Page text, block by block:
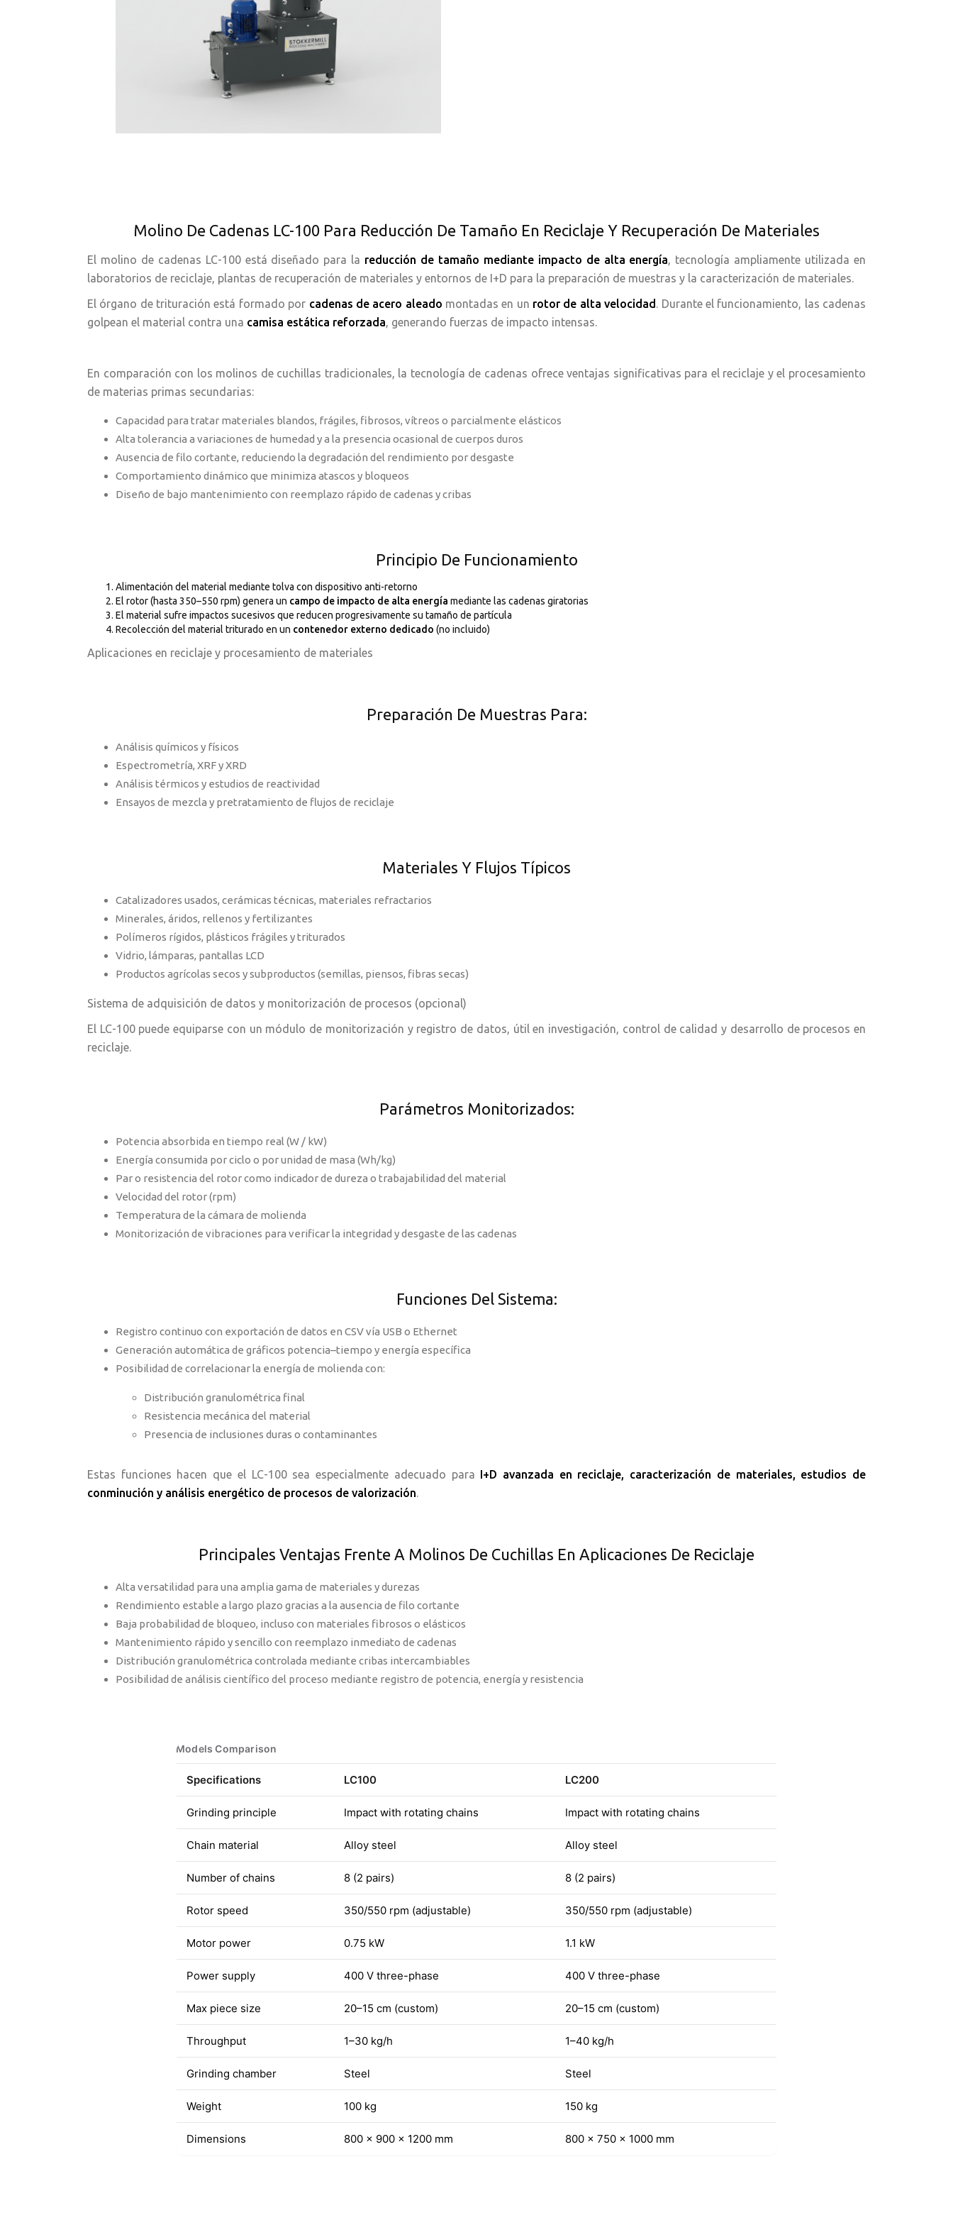
Molino De Cadenas LC-100 Para Reducción De Tamaño En Reciclaje Y Recuperación De Materiales
El molino de cadenas LC-100 está diseñado para la reducción de tamaño mediante impacto de alta energía, tecnología ampliamente utilizada en
laboratorios de reciclaje, plantas de recuperación de materiales y entornos de I+D para la preparación de muestras y la caracterización de materiales.
El órgano de trituración está formado por cadenas de acero aleado montadas en un rotor de alta velocidad. Durante el funcionamiento, las cadenas
golpean el material contra una camisa estática reforzada, generando fuerzas de impacto intensas.
En comparación con los molinos de cuchillas tradicionales, la tecnología de cadenas ofrece ventajas significativas para el reciclaje y el procesamiento
de materias primas secundarias:
Capacidad para tratar materiales blandos, frágiles, fibrosos, vítreos o parcialmente elásticos
Alta tolerancia a variaciones de humedad y a la presencia ocasional de cuerpos duros
Ausencia de filo cortante, reduciendo la degradación del rendimiento por desgaste
Comportamiento dinámico que minimiza atascos y bloqueos
Diseño de bajo mantenimiento con reemplazo rápido de cadenas y cribas
Principio De Funcionamiento
Alimentación del material mediante tolva con dispositivo anti-retorno
El rotor (hasta 350–550 rpm) genera un campo de impacto de alta energía mediante las cadenas giratorias
El material sufre impactos sucesivos que reducen progresivamente su tamaño de partícula
Recolección del material triturado en un contenedor externo dedicado (no incluido)
Aplicaciones en reciclaje y procesamiento de materiales
Preparación De Muestras Para:
Análisis químicos y físicos
Espectrometría, XRF y XRD
Análisis térmicos y estudios de reactividad
Ensayos de mezcla y pretratamiento de flujos de reciclaje
Materiales Y Flujos Típicos
Catalizadores usados, cerámicas técnicas, materiales refractarios
Minerales, áridos, rellenos y fertilizantes
Polímeros rígidos, plásticos frágiles y triturados
Vidrio, lámparas, pantallas LCD
Productos agrícolas secos y subproductos (semillas, piensos, fibras secas)
Sistema de adquisición de datos y monitorización de procesos (opcional)
El LC-100 puede equiparse con un módulo de monitorización y registro de datos, útil en investigación, control de calidad y desarrollo de procesos en
reciclaje.
Parámetros Monitorizados:
Potencia absorbida en tiempo real (W / kW)
Energía consumida por ciclo o por unidad de masa (Wh/kg)
Par o resistencia del rotor como indicador de dureza o trabajabilidad del material
Velocidad del rotor (rpm)
Temperatura de la cámara de molienda
Monitorización de vibraciones para verificar la integridad y desgaste de las cadenas
Funciones Del Sistema:
Registro continuo con exportación de datos en CSV vía USB o Ethernet
Generación automática de gráficos potencia–tiempo y energía específica
Posibilidad de correlacionar la energía de molienda con:
Distribución granulométrica final
Resistencia mecánica del material
Presencia de inclusiones duras o contaminantes
Estas funciones hacen que el LC-100 sea especialmente adecuado para I+D avanzada en reciclaje, caracterización de materiales, estudios de
conminución y análisis energético de procesos de valorización.
Principales Ventajas Frente A Molinos De Cuchillas En Aplicaciones De Reciclaje
Alta versatilidad para una amplia gama de materiales y durezas
Rendimiento estable a largo plazo gracias a la ausencia de filo cortante
Baja probabilidad de bloqueo, incluso con materiales fibrosos o elásticos
Mantenimiento rápido y sencillo con reemplazo inmediato de cadenas
Distribución granulométrica controlada mediante cribas intercambiables
Posibilidad de análisis científico del proceso mediante registro de potencia, energía y resistencia
Models Comparison
Specifications LC100 LC200
Grinding principle Impact with rotating chains Impact with rotating chains
Chain material Alloy steel Alloy steel
Number of chains 8 (2 pairs) 8 (2 pairs)
Rotor speed 350/550 rpm (adjustable) 350/550 rpm (adjustable)
Motor power 0.75 kW 1.1 kW
Power supply 400 V three-phase 400 V three-phase
Max piece size 20–15 cm (custom) 20–15 cm (custom)
Throughput 1–30 kg/h 1–40 kg/h
Grinding chamber Steel Steel
Weight 100 kg 150 kg
Dimensions 800 × 900 × 1200 mm 800 × 750 × 1000 mm